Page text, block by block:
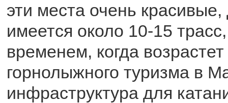
эти места очень красивые,
имеется около 10-15
временем, когда
горнолыжного туризма в
инфраструктура для